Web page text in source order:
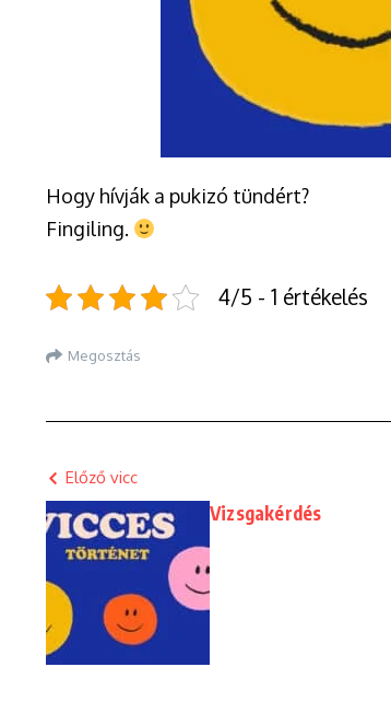
Hogy hívják a pukizó tündért?
Fingiling.
4/5 - 1 értékelés
Megosztás
Előző vicc
Vizsgakérdés